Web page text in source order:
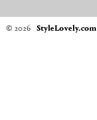
© 2026 StyleLovely.com